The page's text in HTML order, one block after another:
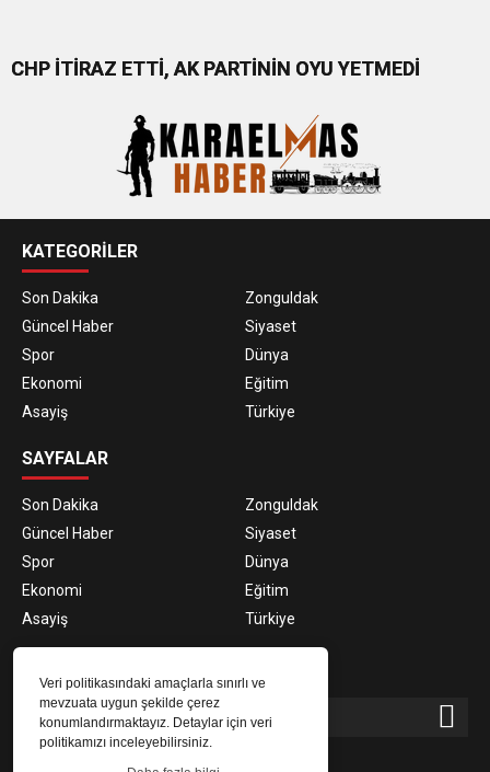
Veri politikasındaki amaçlarla sınırlı ve
mevzuata uygun şekilde çerez
konumlandırmaktayız. Detaylar için veri
politikamızı inceleyebilirsiniz.
CHP İTİRAZ ETTİ, AK PARTİNİN OYU YETMEDİ
KATEGORİLER
Son Dakika
Zonguldak
Güncel Haber
Siyaset
Spor
Dünya
Ekonomi
Eğitim
Asayiş
Türkiye
SAYFALAR
Son Dakika
Zonguldak
Güncel Haber
Siyaset
Spor
Dünya
Ekonomi
Eğitim
Asayiş
Türkiye